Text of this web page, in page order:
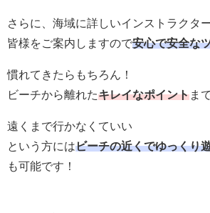
さらに、海域に詳しいインストラクタ
皆様をご案内しますので安心で安全な
慣れてきたらもちろん！
ビーチから離れたキレイなポイントま
遠くまで行かなくていい
という方にはビーチの近くでゆっくり
も可能です！